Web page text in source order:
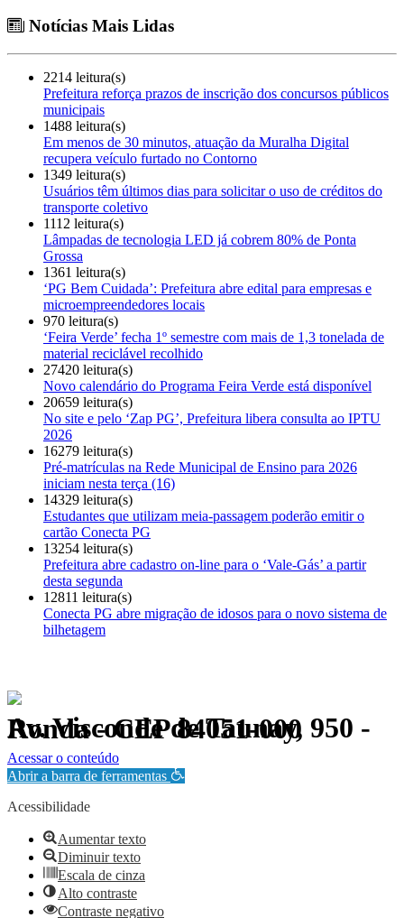
Notícias Mais Lidas
2214 leitura(s)
Prefeitura reforça prazos de inscrição dos concursos públicos
municipais
1488 leitura(s)
Em menos de 30 minutos, atuação da Muralha Digital
recupera veículo furtado no Contorno
1349 leitura(s)
Usuários têm últimos dias para solicitar o uso de créditos do
transporte coletivo
1112 leitura(s)
Lâmpadas de tecnologia LED já cobrem 80% de Ponta
Grossa
1361 leitura(s)
‘PG Bem Cuidada’: Prefeitura abre edital para empresas e
microempreendedores locais
970 leitura(s)
‘Feira Verde’ fecha 1º semestre com mais de 1,3 tonelada de
material reciclável recolhido
27420 leitura(s)
Novo calendário do Programa Feira Verde está disponível
20659 leitura(s)
No site e pelo ‘Zap PG’, Prefeitura libera consulta ao IPTU
2026
16279 leitura(s)
Pré-matrículas na Rede Municipal de Ensino para 2026
iniciam nesta terça (16)
14329 leitura(s)
Estudantes que utilizam meia-passagem poderão emitir o
cartão Conecta PG
13254 leitura(s)
Prefeitura abre cadastro on-line para o ‘Vale-Gás’ a partir
desta segunda
12811 leitura(s)
Conecta PG abre migração de idosos para o novo sistema de
bilhetagem
Av. Visconde de Taunay, 950 - Ronda - CEP 84051-000
Política de Privacidade.
Acessar o conteúdo
Abrir a barra de ferramentas
Acessibilidade
Aumentar texto
Diminuir texto
Escala de cinza
Alto contraste
Contraste negativo